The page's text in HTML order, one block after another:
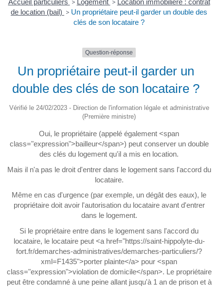
Accueil particuliers > Logement > Location immobilière : contrat
de location (bail) > Un propriétaire peut-il garder un double des
clés de son locataire ?
Question-réponse
Un propriétaire peut-il garder un
double des clés de son locataire ?
Vérifié le 24/02/2023 - Direction de l'information légale et administrative
(Première ministre)
Oui, le propriétaire (appelé également <span
class="expression">bailleur</span>) peut conserver un double
des clés du logement qu'il a mis en location.
Mais il n'a pas le droit d'entrer dans le logement sans l'accord du
locataire.
Même en cas d'urgence (par exemple, un dégât des eaux), le
propriétaire doit avoir l'autorisation du locataire avant d'entrer
dans le logement.
Si le propriétaire entre dans le logement sans l'accord du
locataire, le locataire peut <a href="https://saint-hippolyte-du-
fort.fr/demarches-administratives/demarches-particuliers/?
xml=F1435">porter plainte</a> pour <span
class="expression">violation de domicile</span>. Le propriétaire
peut être condamné à une peine allant jusqu'à 1 an de prison et à